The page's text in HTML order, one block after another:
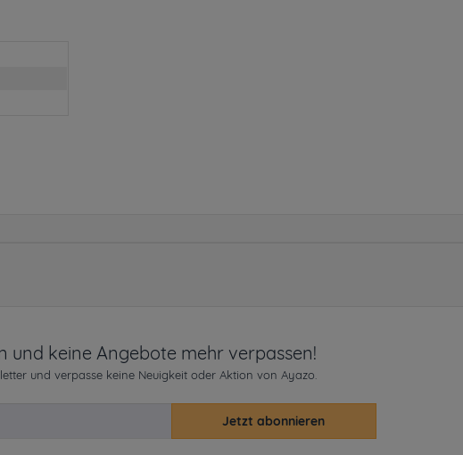
und keine Angebote mehr verpassen!
und verpasse keine Neuigkeit oder Aktion von Ayazo.
Jetzt abonnieren